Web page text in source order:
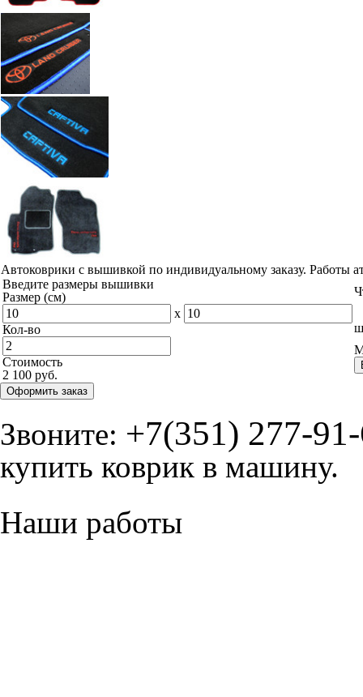
Автоковрики с вышивкой по индивидуальному заказу. Работы
Введите размеры вышивки
Размер (см)
x
Кол-во
Стоимость
2 100 руб.
Оформить заказ
Звоните: +7(351) 277-
купить коврик в машину.
Наши работы